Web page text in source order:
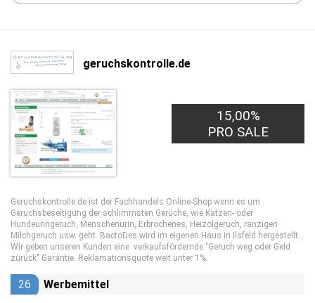
geruchskontrolle.de
15,00%
PRO SALE
Geruchskontrolle.de ist der Fachhandels Online-Shop wenn es um
Geruchsbeseitigung der schlimmsten Gerüche, wie Katzen- oder
Hundeuringeruch, Menschenurin, Erbrochenes, Heizölgeruch, ranzigen
Milchgeruch usw. geht. BactoDes wird im eigenen Haus in Ilsfeld hergestellt.
Wir geben unseren Kunden eine verkaufsfördernde "Geruch weg oder Geld
zurück" Garantie. Reklamationsquote weit unter 1%.
26 Werbemittel